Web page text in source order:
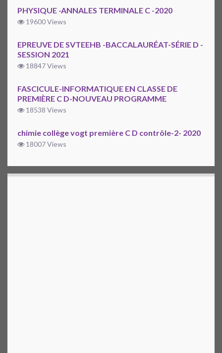
PHYSIQUE -ANNALES TERMINALE C -2020
19600 Views
EPREUVE DE SVTEEHB -BACCALAURÉAT-SÉRIE D -
SESSION 2021
18847 Views
FASCICULE-INFORMATIQUE EN CLASSE DE
PREMIÈRE C D-NOUVEAU PROGRAMME
18538 Views
chimie collège vogt première C D contrôle-2- 2020
18007 Views